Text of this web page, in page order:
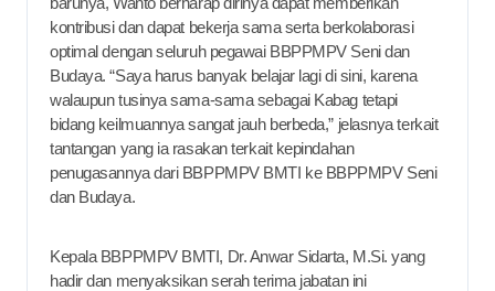
kontribusi dan dapat bekerja sama serta berkolaborasi
optimal dengan seluruh pegawai BBPPMPV Seni dan
Budaya. “Saya harus banyak belajar lagi di sini, karena
walaupun tusinya sama-sama sebagai Kabag tetapi
bidang keilmuannya sangat jauh berbeda,” jelasnya terkait
tantangan yang ia rasakan terkait kepindahan
penugasannya dari BBPPMPV BMTI ke BBPPMPV Seni
dan Budaya.
Kepala BBPPMPV BMTI, Dr. Anwar Sidarta, M.Si. yang
hadir dan menyaksikan serah terima jabatan ini